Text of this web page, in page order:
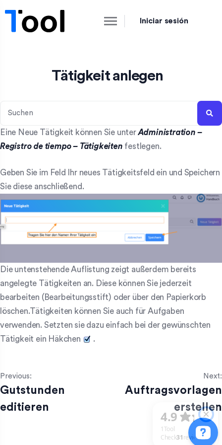
Iniciar sesión
Tätigkeit anlegen
Eine Neue Tätigkeit können Sie unterAdministration –
Registro de tiempo – Tätigkeiten festlegen.
Geben Sie im Feld Ihr neues Tätigkeitsfeld ein und Speichern
Sie diese anschließend.
Die untenstehende Auflistung zeigt außerdem bereits
angelegte Tätigkeiten an. Diese können Sie jederzeit
bearbeiten (Bearbeitungsstift) oder über den Papierkorb
löschen.Tätigkeiten können Sie auch für Aufgaben
verwenden. Setzten sie dazu einfach bei der gewünschten
Tätigkeit ein Häkchen
.
Previous:
Gutstunden
editieren
Next:
Auftragsvorlagen
erstellen